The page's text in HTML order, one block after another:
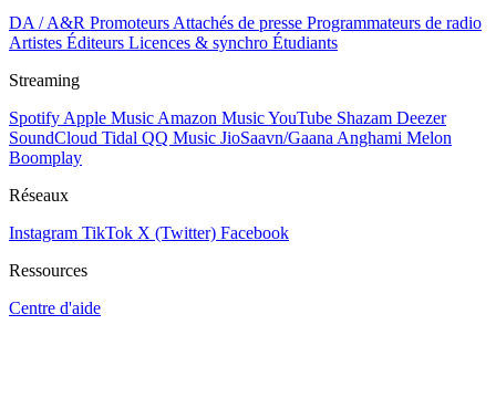
DA / A&R Promoteurs Attachés de presse Programmateurs de radio
Artistes Éditeurs Licences & synchro Étudiants
Streaming
Spotify Apple Music Amazon MusicYouTube Shazam Deezer
SoundCloud Tidal QQ Music JioSaavn/Gaana Anghami Melon
Boomplay
Réseaux
Instagram TikTok X (Twitter) Facebook
Ressources
Centre d'aide